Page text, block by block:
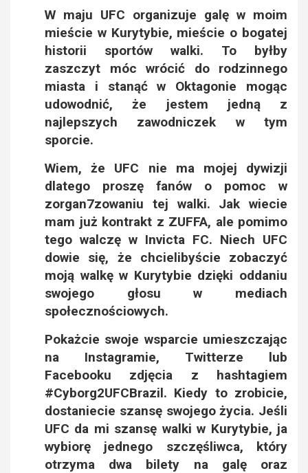
W maju UFC organizuje galę w moim
mieście w Kurytybie, mieście o bogatej
historii sportów walki. To byłby
zaszczyt móc wrócić do rodzinnego
miasta i stanąć w Oktagonie mogąc
udowodnić, że jestem jedną z
najlepszych zawodniczek w tym
sporcie.
Wiem, że UFC nie ma mojej dywizji
dlatego proszę fanów o pomoc w
zorgan7zowaniu tej walki. Jak wiecie
mam już kontrakt z ZUFFA, ale pomimo
tego walczę w Invicta FC. Niech UFC
dowie się, że chcielibyście zobaczyć
moją walkę w Kurytybie dzięki oddaniu
swojego głosu w mediach
społecznościowych.
Pokażcie swoje wsparcie umieszczając
na Instagramie, Twitterze lub
Facebooku zdjęcia z hashtagiem
#Cyborg2UFCBrazil. Kiedy to zrobicie,
dostaniecie szansę swojego życia. Jeśli
UFC da mi szansę walki w Kurytybie, ja
wybiorę jednego szczęśliwca, który
otrzyma dwa bilety na galę oraz